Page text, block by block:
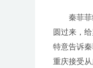
秦菲菲给
圆过来，
特意告诉
重庆接受